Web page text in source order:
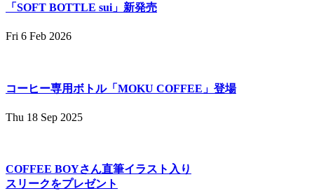
「SOFT BOTTLE sui」新発売
Fri 6 Feb 2026
コーヒー専用ボトル「MOKU COFFEE」登場
Thu 18 Sep 2025
COFFEE BOYさん直筆イラスト入り
スリークをプレゼント